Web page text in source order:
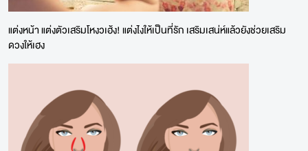
แต่งหน้า แต่งตัวเสริมโหงวเฮ้ง! แต่งไงให้เป็นที่รัก เสริมเสน่ห์แล้วยังช่วยเสริม
ดวงให้เฮง